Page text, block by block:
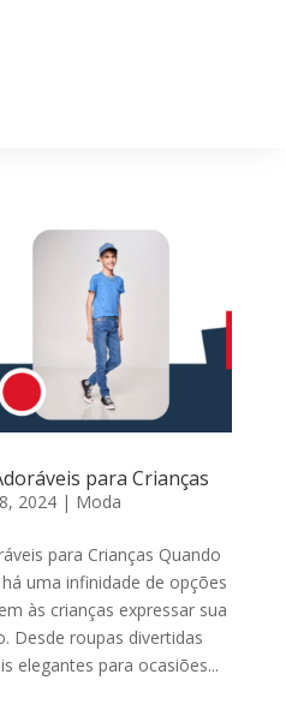
para Crianças
2024| Moda
para Crianças Quando
uma infinidade de opções
às crianças expressar sua
Desde roupas divertidas
elegantes para ocasiões...